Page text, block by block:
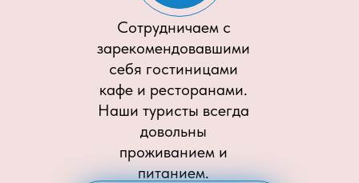
Сотрудничаем с
зарекомендовавшими
себя гостиницами
кафе и ресторанами.
Наши туристы всегда
довольны
проживанием и
питанием.